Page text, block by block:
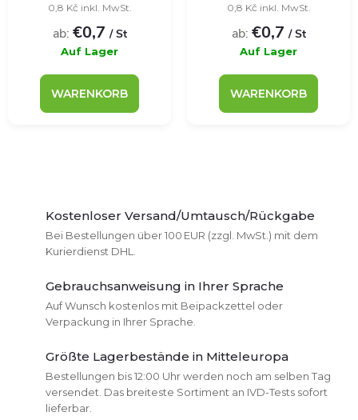
0,8 Kč inkl. MwSt.
ab: €0,7 / St
Auf Lager
WARENKORB
0,8 Kč inkl. MwSt.
ab: €0,7 / St
Auf Lager
WARENKORB
Kostenloser Versand/Umtausch/Rückgabe
Bei Bestellungen über 100 EUR (zzgl. MwSt.) mit dem
Kurierdienst DHL.
Gebrauchsanweisung in Ihrer Sprache
Auf Wunsch kostenlos mit Beipackzettel oder
Verpackung in Ihrer Sprache.
Größte Lagerbestände in Mitteleuropa
Bestellungen bis 12:00 Uhr werden noch am selben Tag
versendet. Das breiteste Sortiment an IVD-Tests sofort
lieferbar.